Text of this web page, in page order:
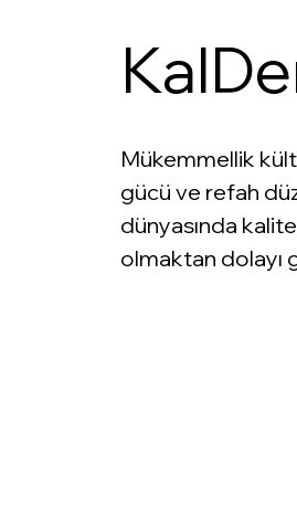
Mükemmellik
gücü ve refah
dünyasında
olmaktan dolayı